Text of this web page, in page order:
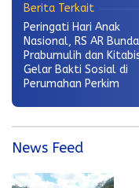
Berita Terkait
Peringati Hari Anak
Nasional, RS AR Bunda
Prabumulih dan
Gelar Bakti Sosial di
Perumahan Perkim
News Feed